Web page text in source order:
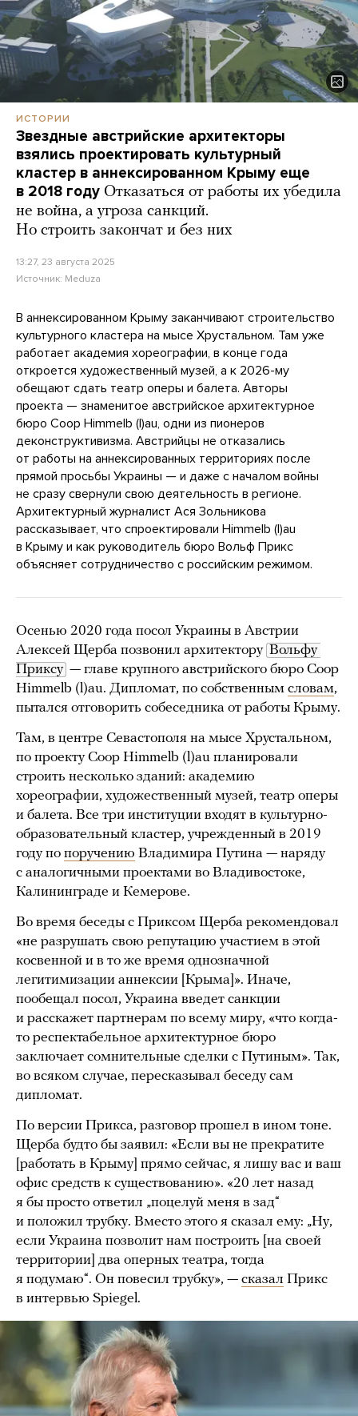
ИСТОРИИ
Звездные австрийские архитекторы
взялись проектировать культурный
кластер в аннексированном Крыму еще
в 2018 году Отказаться от работы их убедила
не война, а угроза санкций.
Но строить закончат и без них
13:27, 23 августа 2025
Источник: Meduza
В аннексированном Крыму заканчивают строительство
культурного кластера на мысе Хрустальном. Там уже
работает академия хореографии, в конце года
откроется художественный музей, а к 2026-му
обещают сдать театр оперы и балета. Авторы
проекта — знаменитое австрийское архитектурное
бюро Coop Himmelb (l)au, одни из пионеров
деконструктивизма. Австрийцы не отказались
от работы на аннексированных территориях после
прямой просьбы Украины — и даже с началом войны
не сразу свернули свою деятельность в регионе.
Архитектурный журналист Ася Зольникова
рассказывает, что спроектировали Himmelb (l)au
в Крыму и как руководитель бюро Вольф Прикс
объясняет сотрудничество с российским режимом.
Осенью 2020 года посол Украины в Австрии
Алексей Щерба позвонил архитектору Вольфу
Приксу — главе крупного австрийского бюро Coop
Himmelb (l)au. Дипломат, по собственным словам,
пытался отговорить собеседника от работы Крыму.
Там, в центре Севастополя на мысе Хрустальном,
по проекту Coop Himmelb (l)au планировали
строить несколько зданий: академию
хореографии, художественный музей, театр оперы
и балета. Все три институции входят в культурно-
образовательный кластер, учрежденный в 2019
году по поручению Владимира Путина — наряду
с аналогичными проектами во Владивостоке,
Калининграде и Кемерове.
Во время беседы с Приксом Щерба рекомендовал
«не разрушать свою репутацию участием в этой
косвенной и в то же время однозначной
легитимизации аннексии [Крыма]». Иначе,
пообещал посол, Украина введет санкции
и расскажет партнерам по всему миру, «что когда-
то респектабельное архитектурное бюро
заключает сомнительные сделки с Путиным». Так,
во всяком случае, пересказывал беседу сам
дипломат.
По версии Прикса, разговор прошел в ином тоне.
Щерба будто бы заявил: «Если вы не прекратите
[работать в Крыму] прямо сейчас, я лишу вас и ваш
офис средств к существованию». «20 лет назад
я бы просто ответил „поцелуй меня в зад“
и положил трубку. Вместо этого я сказал ему: „Ну,
если Украина позволит нам построить [на своей
территории] два оперных театра, тогда
я подумаю“. Он повесил трубку», — сказал Прикс
в интервью Spiegel.